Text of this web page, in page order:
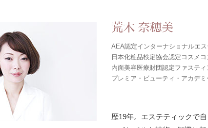
荒木 奈穂美
AEA認定インターナショナルエ
日本化粧品検定協会認定コスメ
内面美容医療財団認定ファステ
プレミア・ビューティ・アカデ
歴19年。エステティックで